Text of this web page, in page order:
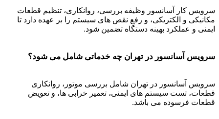
سرویس کار آسانسور وظیفه بررسی، روانکاری، تنظیم قطعات
مکانیکی و الکتریکی، و رفع نقص های سیستم را بر عهده دارد تا
ایمنی و عملکرد بهینه دستگاه تضمین شود.
سرویس آسانسور در تهران چه خدماتی شامل می شود؟
سرویس آسانسور در تهران شامل بررسی موتور، روانکاری
قطعات، تست سیستم های ایمنی، تعمیر خرابی ها، و تعویض
قطعات فرسوده می باشد.